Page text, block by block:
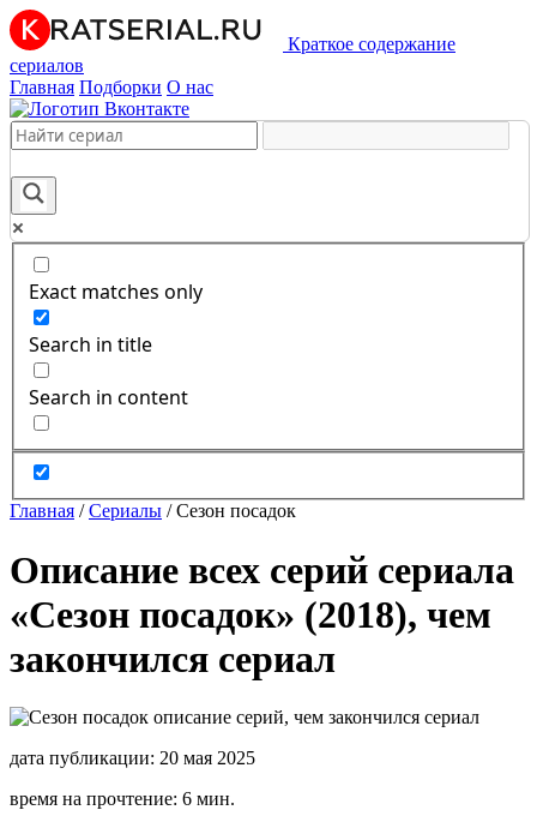
Краткое содержание
сериалов
Главная Подборки О нас
Exact matches only
Search in title
Search in content
Главная /Сериалы /Сезон посадок
Описание всех серий сериала
«Сезон посадок» (2018), чем
закончился сериал
дата публикации: 20 мая 2025
время на прочтение: 6 мин.